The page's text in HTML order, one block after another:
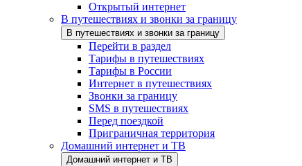
Открытый интернет
В путешествиях и звонки за границу
В путешествиях и звонки за границу
Перейти в раздел
Тарифы в путешествиях
Тарифы в России
Интернет в путешествиях
Звонки за границу
SMS в путешествиях
Перед поездкой
Приграничная территория
Домашний интернет и ТВ
Домашний интернет и ТВ